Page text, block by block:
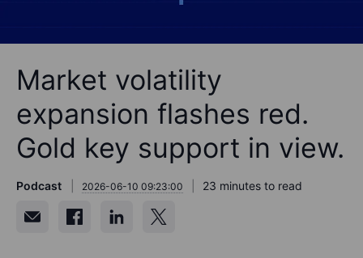
Market volatility
expansion flashes red.
Gold key support in view.
Podcast 2026-06-10 09:23:00 23 minutes to read